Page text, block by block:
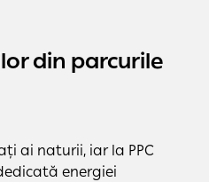
din parcurile
ai naturii, iar la PPC
energiei